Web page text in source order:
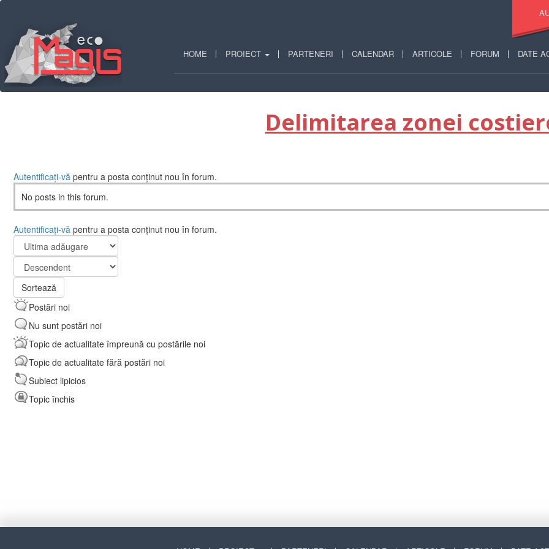
conţinutul
principal
HOME PROIECT PARTENERI CALENDAR ARTICOLE FORUM DATE
Delimitarea zonei
Autentificați-vă pentru a posta conținut nou în forum.
No posts in this forum.
Autentificați-vă pentru a posta conținut nou în forum.
Order
by
Sortează
Sortează
Postări noi
Nu sunt postări noi
Topic de actualitate împreună cu postările noi
Topic de actualitate fără postări noi
Subiect lipicios
Topic închis